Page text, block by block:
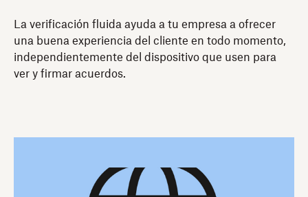
La verificación fluida ayuda a tu empresa a ofrecer
una buena experiencia del cliente en todo momento,
independientemente del dispositivo que usen para
ver y firmar acuerdos.